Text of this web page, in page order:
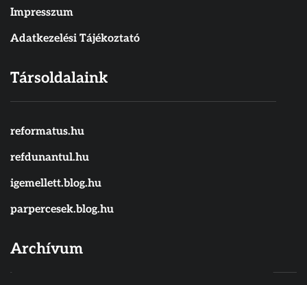
Impresszum
Adatkezelési Tájékoztató
Társoldalaink
reformatus.hu
refdunantul.hu
igemellett.blog.hu
parpercesek.blog.hu
Archívum